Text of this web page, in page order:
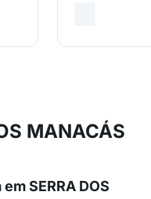
MANACÁS
SERRA DOS